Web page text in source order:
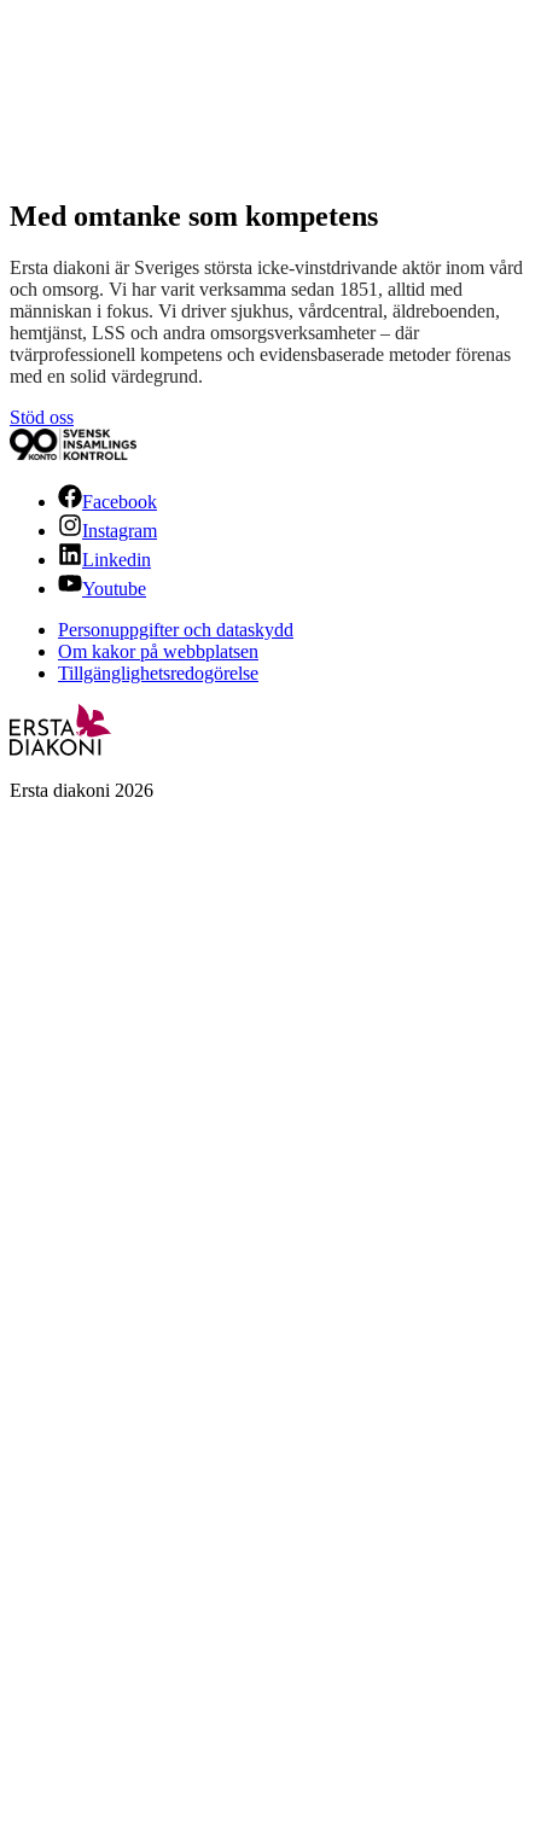
Med omtanke som kompetens
Ersta diakoni är Sveriges största icke-vinstdrivande aktör inom vård
och omsorg. Vi har varit verksamma sedan 1851, alltid med
människan i fokus. Vi driver sjukhus, vårdcentral, äldreboenden,
hemtjänst, LSS och andra omsorgsverksamheter – där
tvärprofessionell kompetens och evidensbaserade metoder förenas
med en solid värdegrund.
Stöd oss
Facebook
Instagram
Linkedin
Youtube
Personuppgifter och dataskydd
Om kakor på webbplatsen
Tillgänglighetsredogörelse
Ersta diakoni 2026